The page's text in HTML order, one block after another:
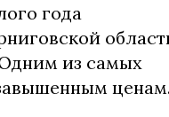
года
из самых
ценам.